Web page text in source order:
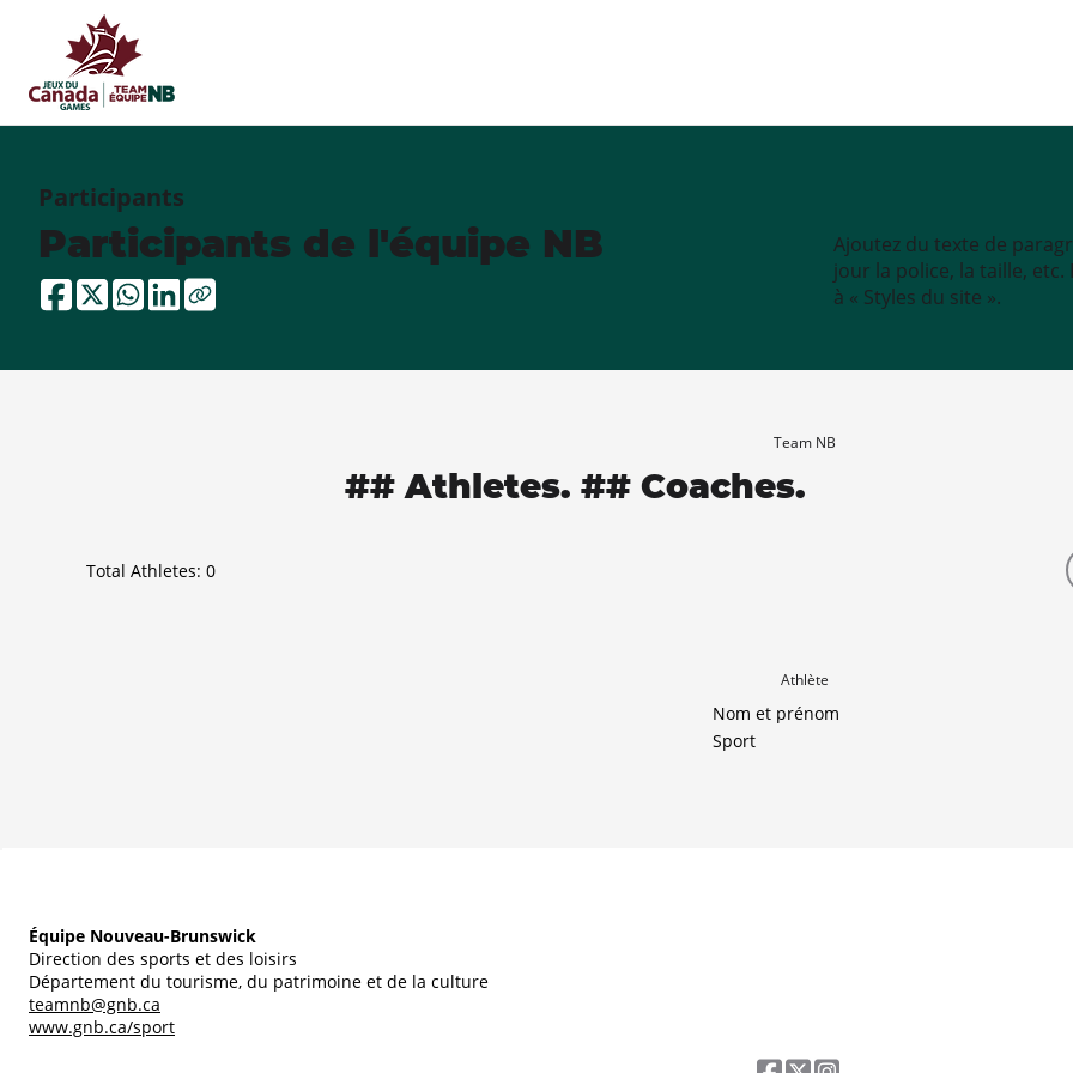
Participants
Participants de l'équipe NB
Ajoutez du texte de
jour la police, la taille,
à « Styles du site ».
Team NB
## Athletes. ## Coaches.
Total Athletes: 0
Athlète
Nom et prénom
Sport
Équipe Nouveau-Brunswick
Direction des sports et des loisirs
Département du tourisme, du patrimoine et de la culture
teamnb@gnb.ca
www.gnb.ca/sport